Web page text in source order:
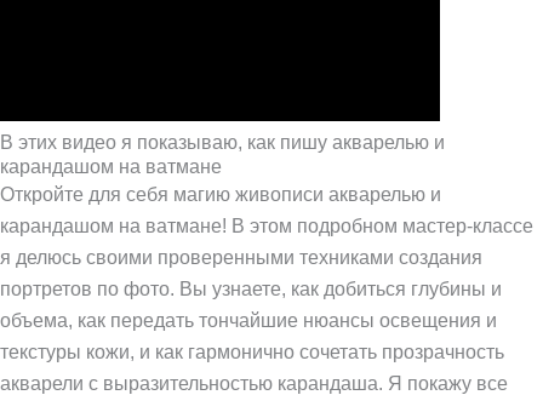
В этих видео я показываю, как пишу акварелью и
карандашом на ватмане
Откройте для себя магию живописи акварелью и
карандашом на ватмане! В этом подробном мастер-классе
я делюсь своими проверенными техниками создания
портретов по фото. Вы узнаете, как добиться глубины и
объема, как передать тончайшие нюансы освещения и
текстуры кожи, и как гармонично сочетать прозрачность
акварели с выразительностью карандаша. Я покажу все